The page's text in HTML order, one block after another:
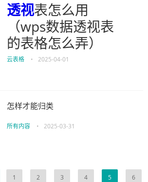
透视表怎么用
（wps数据透视表
的表格怎么弄）
云表格 • 2025-04-01
怎样才能归类
所有内容 • 2025-03-31
1 2 3 4 5 6